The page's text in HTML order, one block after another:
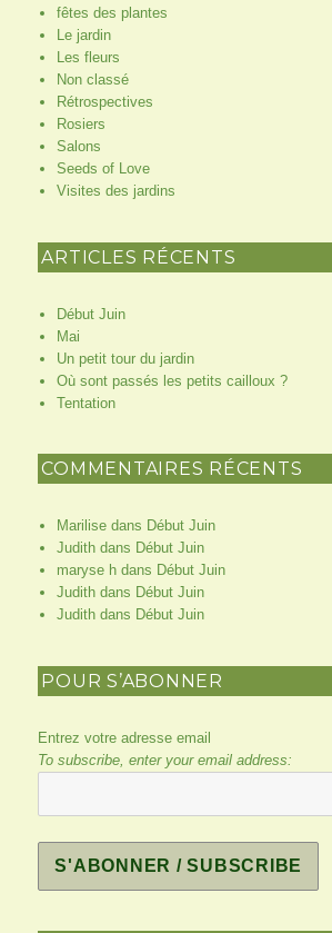
fêtes des plantes
Le jardin
Les fleurs
Non classé
Rétrospectives
Rosiers
Salons
Seeds of Love
Visites des jardins
ARTICLES RÉCENTS
Début Juin
Mai
Un petit tour du jardin
Où sont passés les petits cailloux ?
Tentation
COMMENTAIRES RÉCENTS
Marilisedans Début Juin
Judithdans Début Juin
maryse hdans Début Juin
Judithdans Début Juin
Judithdans Début Juin
POUR S’ABONNER
Entrez votre adresse email
To subscribe, enter your email address: